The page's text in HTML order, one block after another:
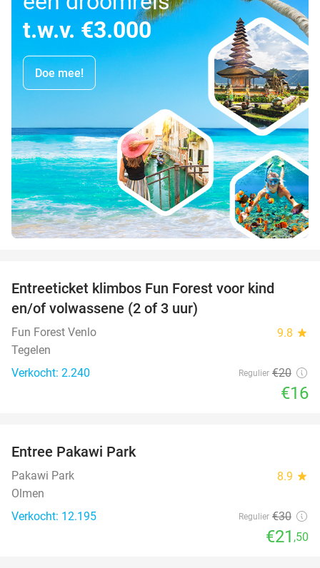
t.w.v. €3.000
Doe mee!
Entreeticket klimbos Fun Forest voor kind
en/of volwassene (2 of 3 uur)
Fun Forest Venlo 9.8 star
Tegelen
Verkocht: 2.240
Regulier €20
€16
Entree Pakawi Park
Pakawi Park 8.9 star
Olmen
Verkocht: 12.195
Regulier €30
€21 ,50